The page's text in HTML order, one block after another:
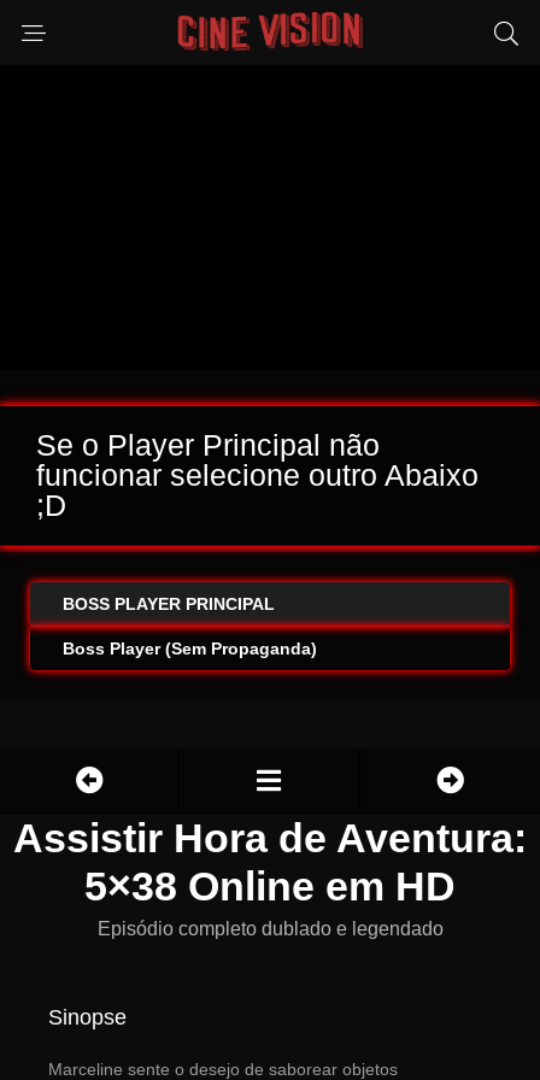
Se o Player Principal não
funcionar selecione outro Abaixo
;D
BOSS PLAYER PRINCIPAL
Boss Player (Sem Propaganda)
Assistir Hora de Aventura:
5×38 Online em HD
Episódio completo dublado e legendado
Sinopse
Marceline sente o desejo de saborear objetos